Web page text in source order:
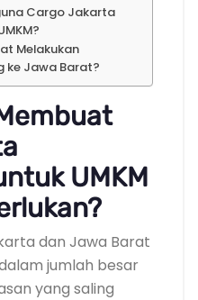
Cargo Jakarta
Melakukan
ke Jawa Barat?
UMKM
dan Jawa Barat
jumlah besar
yang saling